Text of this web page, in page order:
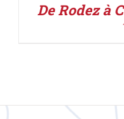
De Rodez à